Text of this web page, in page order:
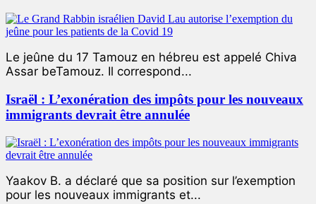
Le jeûne du 17 Tamouz en hébreu est appelé Chiva
Assar beTamouz. Il correspond...
Israël : L’exonération des impôts pour les nouveaux
immigrants devrait être annulée
Yaakov B. a déclaré que sa position sur l’exemption
pour les nouveaux immigrants et...